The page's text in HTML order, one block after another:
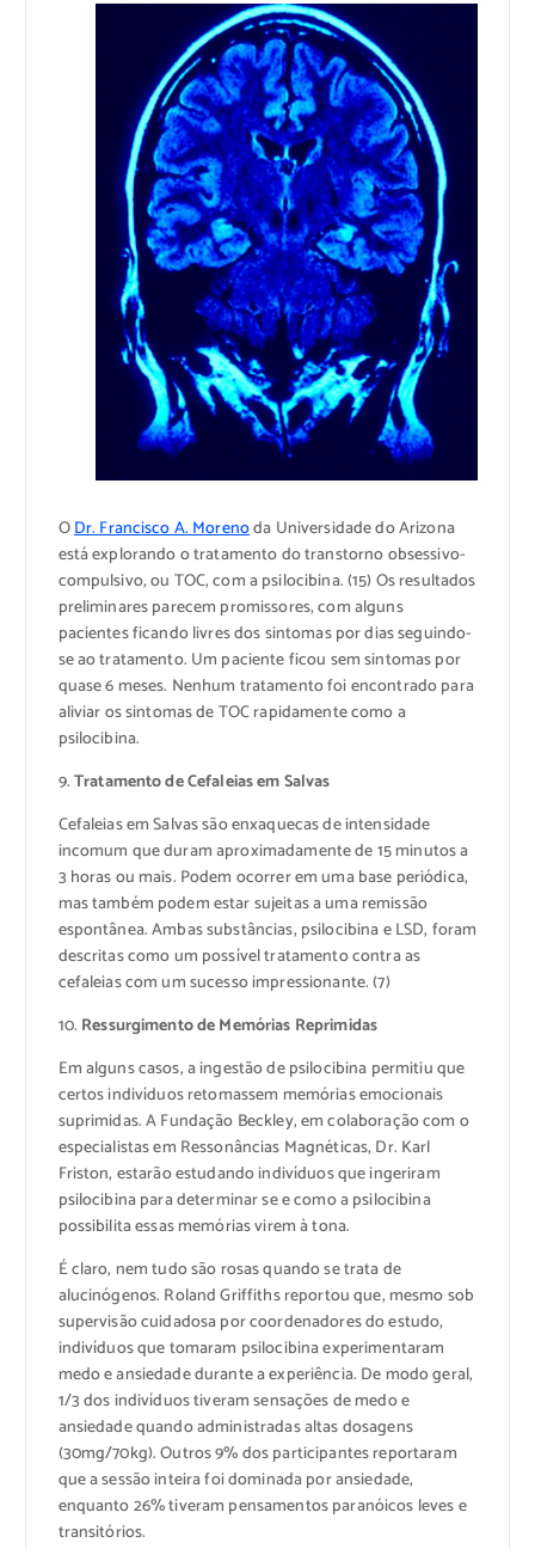
ODr. Francisco A. Morenoda Universidade do Arizona
está explorando o tratamento do transtorno obsessivo-
compulsivo, ou TOC, com a psilocibina. (15) Os resultados
preliminares parecem promissores, com alguns
pacientes ficando livres dos sintomas por dias seguindo-
se ao tratamento. Um paciente ficou sem sintomas por
quase 6 meses. Nenhum tratamento foi encontrado para
aliviar os sintomas de TOC rapidamente como a
psilocibina.
9.Tratamento de Cefaleias em Salvas
Cefaleias em Salvas são enxaquecas de intensidade
incomum que duram aproximadamente de 15 minutos a
3 horas ou mais. Podem ocorrer em uma base periódica,
mas também podem estar sujeitas a uma remissão
espontânea. Ambas substâncias, psilocibina e LSD, foram
descritas como um possível tratamento contra as
cefaleias com um sucesso impressionante. (7)
10. Ressurgimento de Memórias Reprimidas
Em alguns casos, a ingestão de psilocibina permitiu que
certos indivíduos retomassem memórias emocionais
suprimidas. A Fundação Beckley, em colaboração com o
especialistas em Ressonâncias Magnéticas, Dr. Karl
Friston, estarão estudando indivíduos que ingeriram
psilocibina para determinar se e como a psilocibina
possibilita essas memórias virem à tona.
É claro, nem tudo são rosas quando se trata de
alucinógenos. Roland Griffiths reportou que, mesmo sob
supervisão cuidadosa por coordenadores do estudo,
indivíduos que tomaram psilocibina experimentaram
medo e ansiedade durante a experiência. De modo geral,
1/3 dos indivíduos tiveram sensações de medo e
ansiedade quando administradas altas dosagens
(30mg/70kg). Outros 9% dos participantes reportaram
que a sessão inteira foi dominada por ansiedade,
enquanto 26% tiveram pensamentos paranóicos leves e
transitórios.